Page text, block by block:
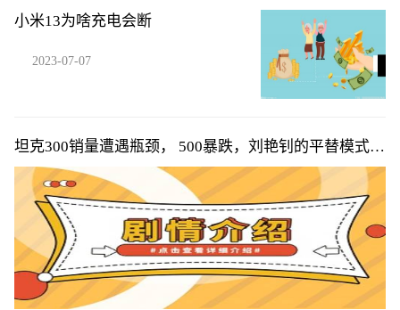
小米13为啥充电会断
2023-07-07
坦克300销量遭遇瓶颈， 500暴跌，刘艳钊的平替模式遇
天花板，难